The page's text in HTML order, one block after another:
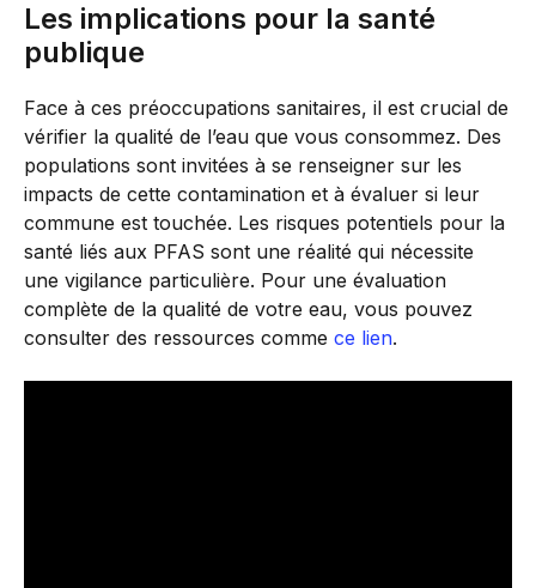
Les implications pour la santé
publique
Face à ces préoccupations sanitaires, il est crucial de
vérifier la qualité de l’eau que vous consommez. Des
populations sont invitées à se renseigner sur les
impacts de cette contamination et à évaluer si leur
commune est touchée. Les risques potentiels pour la
santé liés aux PFAS sont une réalité qui nécessite
une vigilance particulière. Pour une évaluation
complète de la qualité de votre eau, vous pouvez
consulter des ressources comme ce lien.